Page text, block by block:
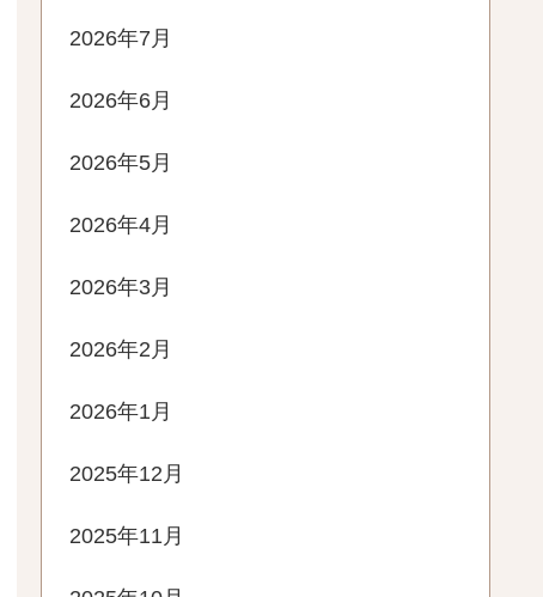
2026年7月
2026年6月
2026年5月
2026年4月
2026年3月
2026年2月
2026年1月
2025年12月
2025年11月